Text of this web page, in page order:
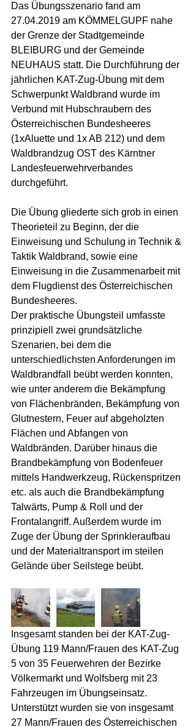
Das Übungsszenario fand am
27.04.2019 am KÖMMELGUPF nahe
der Grenze der Stadtgemeinde
BLEIBURG und der Gemeinde
NEUHAUS statt. Die Durchführung der
jährlichen KAT-Zug-Übung mit dem
Schwerpunkt Waldbrand wurde im
Verbund mit Hubschraubern des
Österreichischen Bundesheeres
(1xAluette und 1x AB 212) und dem
Waldbrandzug OST des Kärntner
Landesfeuerwehrverbandes
durchgeführt.
Die Übung gliederte sich grob in einen
Theorieteil zu Beginn, der die
Einweisung und Schulung in Technik &
Taktik Waldbrand, sowie eine
Einweisung in die Zusammenarbeit mit
dem Flugdienst des Österreichischen
Bundesheeres.
Der praktische Übungsteil umfasste
prinzipiell zwei grundsätzliche
Szenarien, bei dem die
unterschiedlichsten Anforderungen im
Waldbrandfall beübt werden konnten,
wie unter anderem die Bekämpfung
von Flächenbränden, Bekämpfung von
Glutnestern, Feuer auf abgeholzten
Flächen und Abfangen von
Waldbränden. Darüber hinaus die
Brandbekämpfung von Bodenfeuer
mittels Handwerkzeug, Rückenspritzen
etc. als auch die Brandbekämpfung
Talwärts, Pump & Roll und der
Frontalangriff. Außerdem wurde im
Zuge der Übung der Sprinkleraufbau
und der Materialtransport im steilen
Gelände über Seilstege beübt.
Insgesamt standen bei der KAT-Zug-
Übung 119 Mann/Frauen des KAT-Zug
5 von 35 Feuerwehren der Bezirke
Völkermarkt und Wolfsberg mit 23
Fahrzeugen im Übungseinsatz.
Unterstützt wurden sie von insgesamt
27 Mann/Frauen des Österreichischen